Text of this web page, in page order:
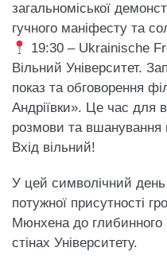
загальноміської
гучного маніфесту та
19:30 – Ukrainische
Вільний Університет.
показ та обговорення
Андріївки». Це час для
розмови та вшанування
Вхід вільний!
У цей символічний
потужної присутності
Мюнхена до глибинного
стінах Університету.